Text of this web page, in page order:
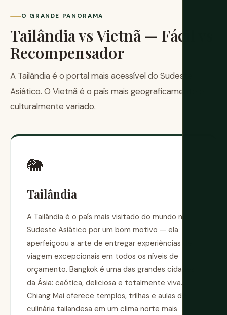
O GRANDE PANORAMA
Tailândia vs Vietnã — Fácil vs
Recompensador
A Tailândia é o portal mais acessível do Sudeste
Asiático. O Vietnã é o país mais geograficamente e
culturalmente variado.
🐘
Tailândia
A Tailândia é o país mais visitado do mundo no
Sudeste Asiático por um bom motivo — ela
aperfeiçoou a arte de entregar experiências de
viagem excepcionais em todos os níveis de
orçamento. Bangkok é uma das grandes cidades
da Ásia: caótica, deliciosa e totalmente viva.
Chiang Mai oferece templos, trilhas e aulas de
culinária tailandesa em um clima norte mais